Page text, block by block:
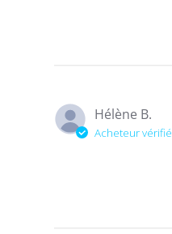
Hélène B.
Acheteur vérifié